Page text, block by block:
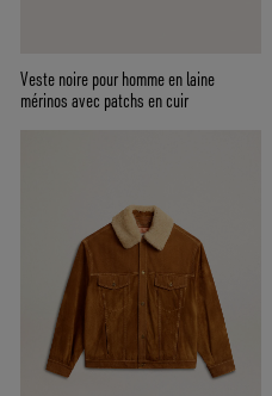
Veste noire pour homme en laine
mérinos avec patchs en cuir